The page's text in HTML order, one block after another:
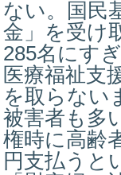
ない。国民
金」を受け
285名にす
医療福祉支
を取らない
被害者も多
権時に高齢
円支払うと